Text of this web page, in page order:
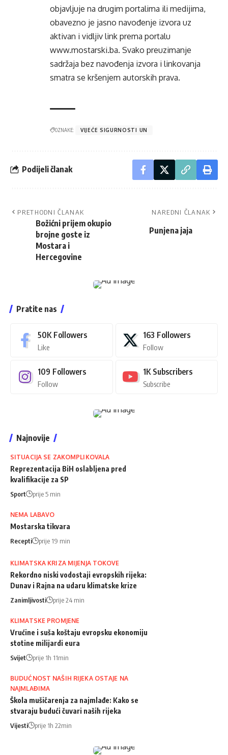
objavljuje na drugim portalima ili medijima,
obavezno je jasno navođenje izvora uz
aktivan i vidljiv link prema portalu
www.mostarski.ba. Svako preuzimanje
sadržaja bez navođenja izvora i linkovanja
smatra se kršenjem autorskih prava.
OZNAKE: VIJEĆE SIGURNOSTI UN
Podijeli članak
PRETHODNI ČLANAK
Božićni prijem okupio
brojne goste iz
Mostara i
Hercegovine
NAREDNI ČLANAK
Punjena jaja
Pratite nas
50K Followers
Like
163 Followers
Follow
109 Followers
Follow
1K Subscribers
Subscribe
Najnovije
SITUACIJA SE ZAKOMPLIKOVALA
Reprezentacija BiH oslabljena pred
kvalifikacije za SP
Sport prije 5 min
NEMA LABAVO
Mostarska tikvara
Recepti prije 19 min
KLIMATSKA KRIZA MIJENJA TOKOVE
Rekordno niski vodostaji evropskih rijeka:
Dunav i Rajna na udaru klimatske krize
Zanimljivosti prije 24 min
KLIMATSKE PROMJENE
Vrućine i suša koštaju evropsku ekonomiju
stotine milijardi eura
Svijet prije 1h 11min
BUDUĆNOST NAŠIH RIJEKA OSTAJE NA
NAJMLAĐIMA
Škola mušičarenja za najmlađe: Kako se
stvaraju budući čuvari naših rijeka
Vijesti prije 1h 22min